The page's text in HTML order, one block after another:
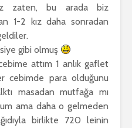
zaten, bu arada biz
1-2 kız daha sonradan
gibi olmuş
attım 1 anlık gaflet
cebimde para olduğunu
masadan mutfağa mı
ama daha o gelmeden
birlikte 720 leinin